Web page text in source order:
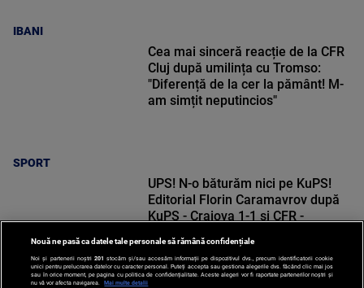
IBANI
SPORT
Cea mai sinceră reacție de la CFR
Cluj după umilința cu Tromso:
"Diferență de la cer la pământ! M-
am simțit neputincios"
UPS! N-o băturăm nici pe KuPS!
Editorial Florin Caramavrov după
KuPS - Craiova 1-1 și CFR -
Nouă ne pasă ca datele tale personale să rămână confidențiale
Noi și partenerii noștri 201 stocăm și/sau accesăm informații pe dispozitivul dvs., precum identificatorii cookie
unici pentru prelucrarea datelor cu caracter personal. Puteți accepta sau gestiona alegerile dvs. făcând clic mai jos
sau în orice moment, pe pagina cu politica de confidențialitate. Aceste alegeri vor fi raportate partenerilor noștri și
nu vă vor afecta navigarea.
Mai multe detalii